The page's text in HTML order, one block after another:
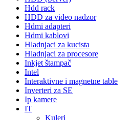
Hdd rack
HDD za video nadzor
Hdmi adapteri
Hdmi kablovi
Hladnjaci za kucista
Hladnjaci za procesore
Inkjet štampač
Intel
Interaktivne i magnetne table
Inverteri za SE
Ip kamere
IT
Kuleri